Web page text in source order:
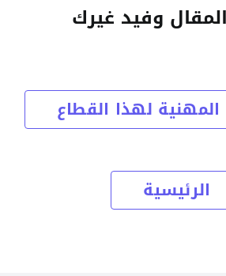
وفيد غيرك
لهذا القطاع
الرئيسية